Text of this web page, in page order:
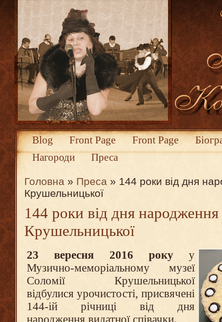
Blog Front Page Front Page
Нагороди
Преса
Головна » Преса » 144 роки від дня
Крушельницької
144 роки від дня
Крушельницької
23 вересня 2016 року у
Музично-меморіальному музеї
Соломії Крушельницької
відбулися урочистості, присвячені
144-ій річниці від дня
народження видатної співачки.